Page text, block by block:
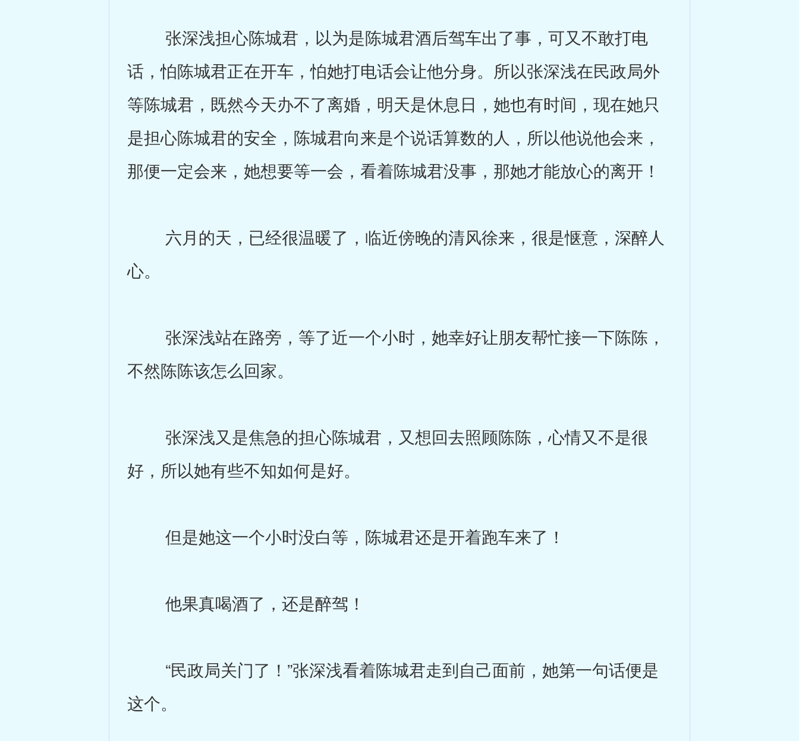
张深浅担心陈城君，以为是陈城君酒后驾车出了事，可又不敢打电
话，怕陈城君正在开车，怕她打电话会让他分身。所以张深浅在民政局外
等陈城君，既然今天办不了离婚，明天是休息日，她也有时间，现在她只
是担心陈城君的安全，陈城君向来是个说话算数的人，所以他说他会来，
那便一定会来，她想要等一会，看着陈城君没事，那她才能放心的离开！
六月的天，已经很温暖了，临近傍晚的清风徐来，很是惬意，深醉人
心。
张深浅站在路旁，等了近一个小时，她幸好让朋友帮忙接一下陈陈，
不然陈陈该怎么回家。
张深浅又是焦急的担心陈城君，又想回去照顾陈陈，心情又不是很
好，所以她有些不知如何是好。
但是她这一个小时没白等，陈城君还是开着跑车来了！
他果真喝酒了，还是醉驾！
“民政局关门了！”张深浅看着陈城君走到自己面前，她第一句话便是
这个。